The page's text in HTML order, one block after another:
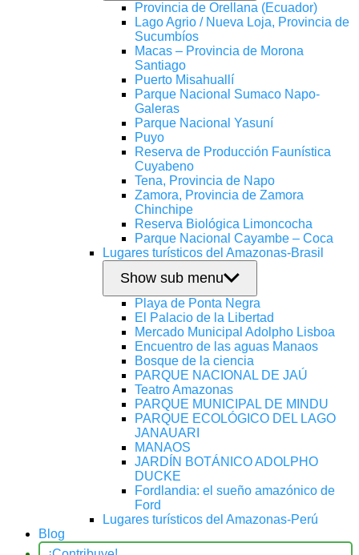
Provincia de Orellana (Ecuador)
Lago Agrio / Nueva Loja, Provincia de
Sucumbíos
Macas – Provincia de Morona
Santiago
Puerto Misahuallí
Parque Nacional Sumaco Napo-
Galeras
Parque Nacional Yasuní
Puyo
Reserva de Producción Faunística
Cuyabeno
Tena, Provincia de Napo
Zamora, Provincia de Zamora
Chinchipe
Reserva Biológica Limoncocha
Parque Nacional Cayambe – Coca
Lugares turísticos del Amazonas-Brasil
Show sub menu
Playa de Ponta Negra
El Palacio de la Libertad
Mercado Municipal Adolpho Lisboa
Encuentro de las aguas Manaos
Bosque de la ciencia
PARQUE NACIONAL DE JAÚ
Teatro Amazonas
PARQUE MUNICIPAL DE MINDU
PARQUE ECOLÓGICO DEL LAGO
JANAUARI
MANAOS
JARDÍN BOTÁNICO ADOLPHO
DUCKE
Fordlandia: el sueño amazónico de
Ford
Lugares turísticos del Amazonas-Perú
Blog